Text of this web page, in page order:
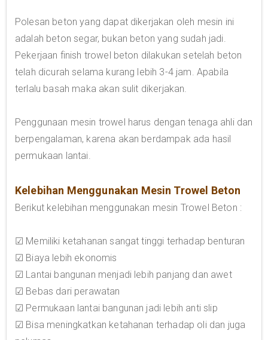
Polesan beton yang dapat dikerjakan oleh mesin ini
adalah beton segar, bukan beton yang sudah jadi.
Pekerjaan finish trowel beton dilakukan setelah beton
telah dicurah selama kurang lebih 3-4 jam. Apabila
terlalu basah maka akan sulit dikerjakan.
Penggunaan mesin trowel harus dengan tenaga ahli dan
berpengalaman, karena akan berdampak ada hasil
permukaan lantai.
Kelebihan Menggunakan Mesin Trowel Beton
Berikut kelebihan menggunakan mesin Trowel Beton :
☑ Memiliki ketahanan sangat tinggi terhadap benturan
☑ Biaya lebih ekonomis
☑ Lantai bangunan menjadi lebih panjang dan awet
☑ Bebas dari perawatan
☑ Permukaan lantai bangunan jadi lebih anti slip
☑ Bisa meningkatkan ketahanan terhadap oli dan juga